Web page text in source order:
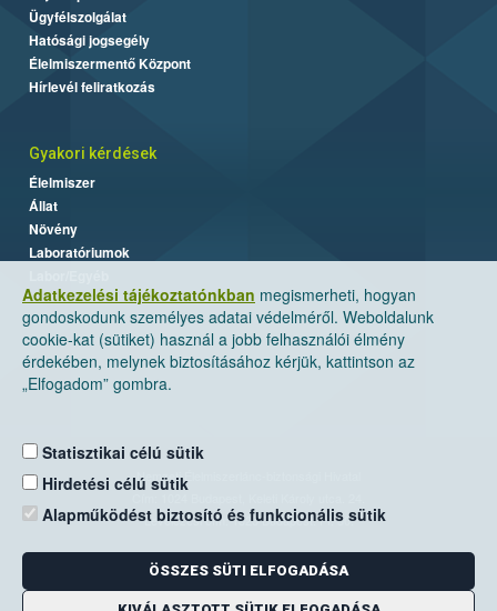
Adatkezelési tájékoztatónkban megismerheti, hogyan
gondoskodunk személyes adatai védelméről. Weboldalunk
cookie-kat (sütiket) használ a jobb felhasználói élmény
érdekében, melynek biztosításához kérjük, kattintson az
„Elfogadom” gombra.
Statisztikai célú sütik
Hirdetési célú sütik
Alapműködést biztosító és funkcionális sütik
ÖSSZES SÜTI ELFOGADÁSA
Ügyfélszolgálat
Hatósági jogsegély
Élelmiszermentő Központ
Hírlevél feliratkozás
Gyakori kérdések
Élelmiszer
Állat
Növény
Laboratóriumok
Nemzeti Élelmiszerlánc-biztonsági Hivatal
Levelezési cím: 1525 Budapest. Pf. 30.
E-mail:ugyfelszolgalat@nebih.gov.hu
Zöld szám: 06-80/263-244